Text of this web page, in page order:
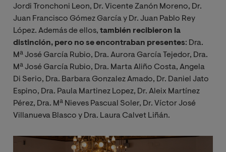
Jordi Tronchoni Leon, Dr. Vicente Zanón Moreno, Dr.
Juan Francisco Gómez García y Dr. Juan Pablo Rey
López. Además de ellos, también recibieron la
distinción, pero no se encontraban presentes: Dra.
Mª José García Rubio, Dra. Aurora García Tejedor, Dra.
Mª José García Rubio, Dra. Marta Aliño Costa, Angela
Di Serio, Dra. Barbara Gonzalez Amado, Dr. Daniel Jato
Espino, Dra. Paula Martinez Lopez, Dr. Aleix Martínez
Pérez, Dra. Mª Nieves Pascual Soler, Dr. Víctor José
Villanueva Blasco y Dra. Laura Calvet Liñán.
Image